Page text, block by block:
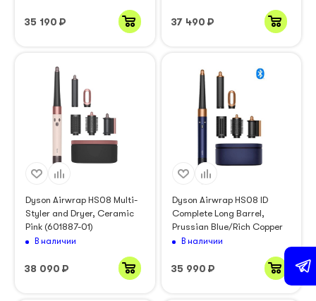
35 190 ₽ 37 490 ₽
Dyson Airwrap HS08 Multi-
Styler and Dryer, Ceramic
Pink (601887-01)
В наличии
38 090 ₽
Dyson Airwrap HS08 ID
Complete Long Barrel,
Prussian Blue/Rich Copper
В наличии
35 990 ₽